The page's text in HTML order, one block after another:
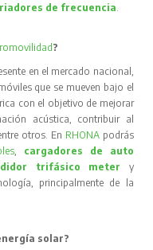
de frecuencia
?
en el mercado nacional,
que se mueven bajo el
con el objetivo de mejorar
acústica, contribuir al
otros. En RHONA podrás
, cargadores de auto
trifásico meter
y
principalmente de la
solar?